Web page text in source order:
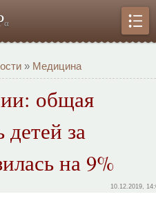
α
» Медицина
общая
детей за
на 9%
10.12.2019,